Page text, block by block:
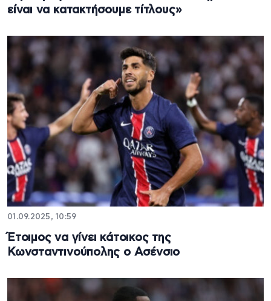
είναι να κατακτήσουμε τίτλους»
01.09.2025, 10:59
Έτοιμος να γίνει κάτοικος της
Κωνσταντινούπολης ο Ασένσιο